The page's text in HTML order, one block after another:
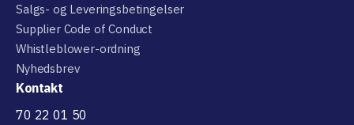
Salgs- og Leveringsbetingelser
Supplier Code of Conduct
Whistleblower-ordning
Nyhedsbrev
Kontakt
70 22 01 50